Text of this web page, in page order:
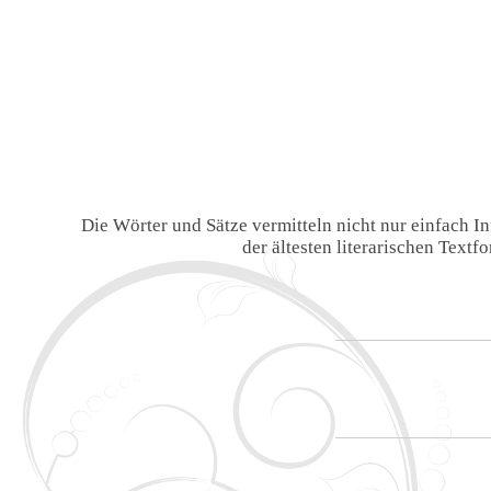
Die Wörter und Sätze vermitteln nicht nur einfach
der ältesten literarischen